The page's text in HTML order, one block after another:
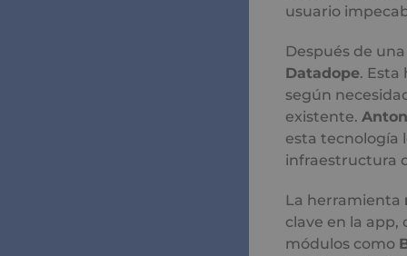
usuario
Después de
Datadope. Esta
según
existente.
esta tecnología
infraestructura
La herramienta
clave en la app,
módulos como